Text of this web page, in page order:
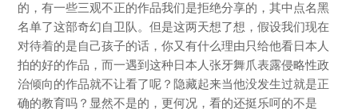
的，有一些三观不正的作品我们是拒绝分享的，其中点名黑
名单了这部奇幻自卫队。但是这两天想了想，假设我们现在
对待着的是自己孩子的话，你又有什么理由只给他看日本人
拍的好的作品，而一遇到这种日本人张牙舞爪表露侵略性政
治倾向的作品就不让看了呢？隐藏起来当他没发生过就是正
确的教育吗？显然不是的，更何况，看的还挺乐呵的不是